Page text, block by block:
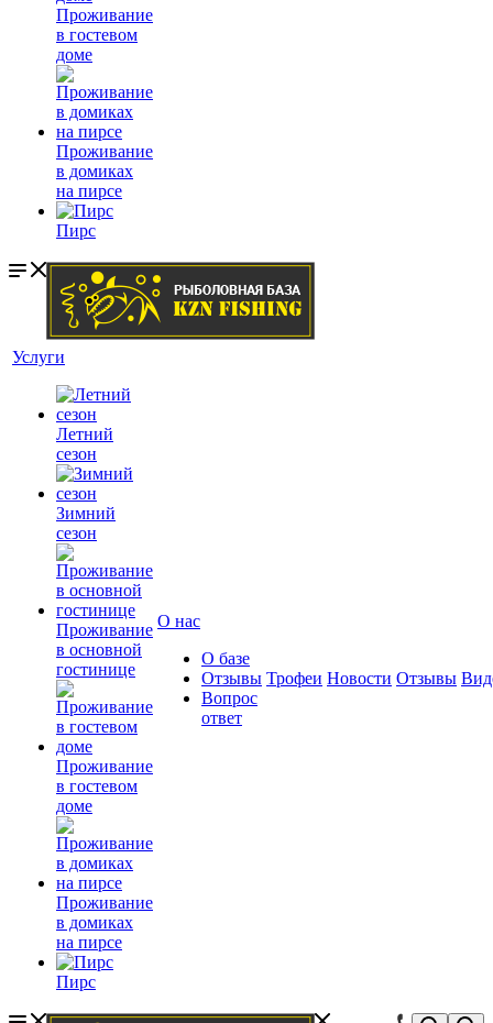
Проживание
в гостевом
доме
Проживание
в домиках
на пирсе
Пирс
Услуги
Летний
сезон
Зимний
сезон
Проживание
в основной
гостинице
Проживание
в гостевом
доме
Проживание
в домиках
на пирсе
Пирс
О нас
О базе
Отзывы
Вопрос
ответ
Трофеи Новости Отзывы